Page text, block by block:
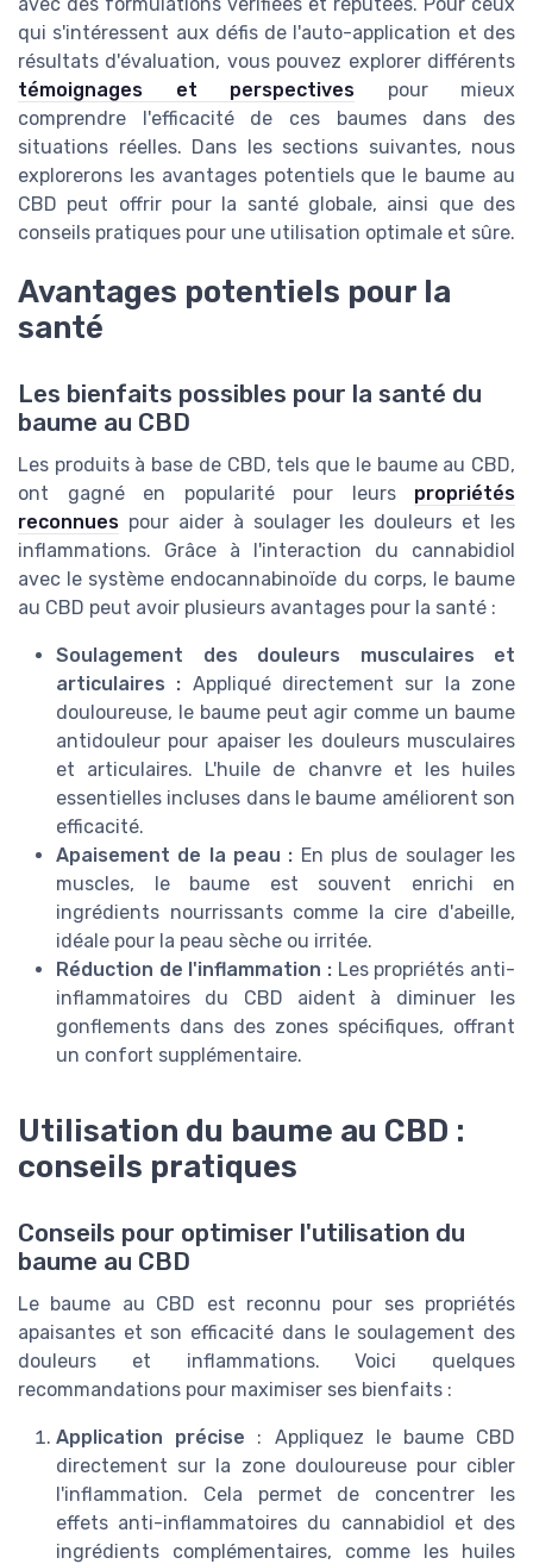
qui s'intéressent aux défis de l'auto-application et des
résultats d'évaluation, vous pouvez explorer différents
témoignages et perspectives pour mieux
comprendre l'efficacité de ces baumes dans des
situations réelles. Dans les sections suivantes, nous
explorerons les avantages potentiels que le baume au
CBD peut offrir pour la santé globale, ainsi que des
conseils pratiques pour une utilisation optimale et sûre.
Avantages potentiels pour la
santé
Les bienfaits possibles pour la santé du
baume au CBD
Les produits à base de CBD, tels que le baume au CBD,
ont gagné en popularité pour leurs propriétés
reconnues pour aider à soulager les douleurs et les
inflammations. Grâce à l'interaction du cannabidiol
avec le système endocannabinoïde du corps, le baume
au CBD peut avoir plusieurs avantages pour la santé :
Soulagement des douleurs musculaires et
articulaires : Appliqué directement sur la zone
douloureuse, le baume peut agir comme un baume
antidouleur pour apaiser les douleurs musculaires
et articulaires. L'huile de chanvre et les huiles
essentielles incluses dans le baume améliorent son
efficacité.
Apaisement de la peau : En plus de soulager les
muscles, le baume est souvent enrichi en
ingrédients nourrissants comme la cire d'abeille,
idéale pour la peau sèche ou irritée.
Réduction de l'inflammation : Les propriétés anti-
inflammatoires du CBD aident à diminuer les
gonflements dans des zones spécifiques, offrant
un confort supplémentaire.
Utilisation du baume au CBD :
conseils pratiques
Conseils pour optimiser l'utilisation du
baume au CBD
Le baume au CBD est reconnu pour ses propriétés
apaisantes et son efficacité dans le soulagement des
douleurs et inflammations. Voici quelques
recommandations pour maximiser ses bienfaits :
Application précise : Appliquez le baume CBD
directement sur la zone douloureuse pour cibler
l'inflammation. Cela permet de concentrer les
effets anti-inflammatoires du cannabidiol et des
ingrédients complémentaires, comme les huiles